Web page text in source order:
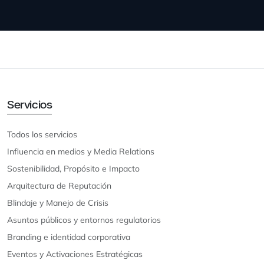
Servicios
Todos los servicios
Influencia en medios y Media Relations
Sostenibilidad, Propósito e Impacto
Arquitectura de Reputación
Blindaje y Manejo de Crisis
Asuntos públicos y entornos regulatorios
Branding e identidad corporativa
Eventos y Activaciones Estratégicas